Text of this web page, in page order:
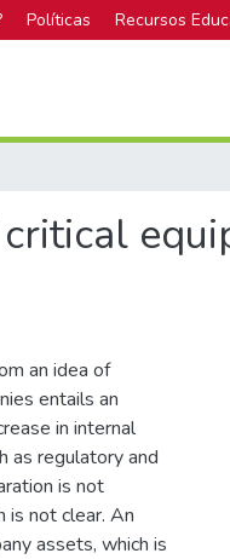
Políticas Recursos
an idea of
entails an
in internal
as regulatory and
is not
not clear. An
assets, which is